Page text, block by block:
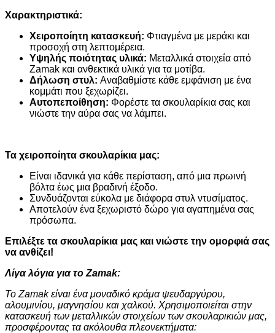
Χαρακτηριστικά:
Χειροποίητη κατασκευή: Φτιαγμένα με μεράκι και
προσοχή στη λεπτομέρεια.
Υψηλής ποιότητας υλικά: Μεταλλικά στοιχεία από
Zamak και ανθεκτικά υλικά για τα μοτίβα.
Δήλωση στυλ: Αναβαθμίστε κάθε εμφάνιση με ένα
κομμάτι που ξεχωρίζει.
Αυτοπεποίθηση: Φορέστε τα σκουλαρίκια σας και
νιώστε την αύρα σας να λάμπει.
Τα χειροποίητα σκουλαρίκια μας:
Είναι ιδανικά για κάθε περίσταση, από μια πρωινή
βόλτα έως μια βραδινή έξοδο.
Συνδυάζονται εύκολα με διάφορα στυλ ντυσίματος.
Αποτελούν ένα ξεχωριστό δώρο για αγαπημένα σας
πρόσωπα.
Επιλέξτε τα σκουλαρίκια μας και νιώστε την ομορφιά σας
να ανθίζει!
Λίγα λόγια για το Zamak:
Το Zamak είναι ένα μοναδικό κράμα ψευδαργύρου,
αλουμινίου, μαγνησίου και χαλκού. Χρησιμοποιείται στην
κατασκευή των μεταλλικών στοιχείων των σκουλαρικιών μας,
προσφέροντας τα ακόλουθα πλεονεκτήματα: